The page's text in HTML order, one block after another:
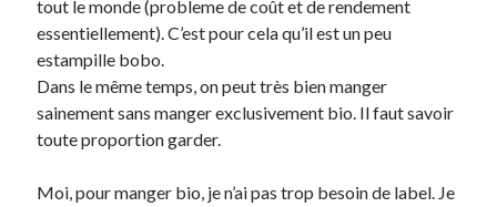
tout le monde (probleme de coût et de rendement
essentiellement). C’est pour cela qu’il est un peu
estampille bobo.
Dans le même temps, on peut très bien manger
sainement sans manger exclusivement bio. Il faut savoir
toute proportion garder.
Moi, pour manger bio, je n’ai pas trop besoin de label. Je